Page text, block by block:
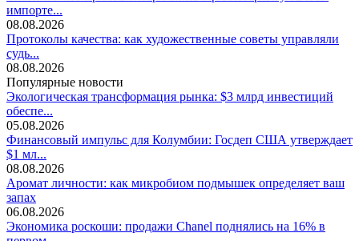
импорте...
08.08.2026
Протоколы качества: как художественные советы управляли
судь...
08.08.2026
Популярные новости
Экологическая трансформация рынка: $3 млрд инвестиций
обеспе...
05.08.2026
Финансовый импульс для Колумбии: Госдеп США утверждает
$1 мл...
08.08.2026
Аромат личности: как микробиом подмышек определяет ваш
запах
06.08.2026
Экономика роскоши: продажи Chanel поднялись на 16% в